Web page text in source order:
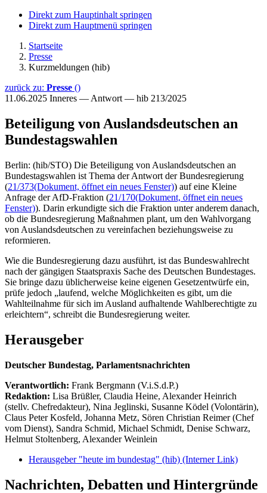
Direkt zum Hauptinhalt springen
Direkt zum Hauptmenü springen
Startseite
Presse
Kurzmeldungen (hib)
zurück zu: Presse ()
11.06.2025 Inneres — Antwort — hib 213/2025
Beteiligung von Auslandsdeutschen an
Bundestagswahlen
Berlin: (hib/STO) Die Beteiligung von Auslandsdeutschen an
Bundestagswahlen ist Thema der Antwort der Bundesregierung
(21/373(Dokument, öffnet ein neues Fenster)) auf eine Kleine
Anfrage der AfD-Fraktion (21/170(Dokument, öffnet ein neues
Fenster)). Darin erkundigte sich die Fraktion unter anderem danach,
ob die Bundesregierung Maßnahmen plant, um den Wahlvorgang
von Auslandsdeutschen zu vereinfachen beziehungsweise zu
reformieren.
Wie die Bundesregierung dazu ausführt, ist das Bundeswahlrecht
nach der gängigen Staatspraxis Sache des Deutschen Bundestages.
Sie bringe dazu üblicherweise keine eigenen Gesetzentwürfe ein,
prüfe jedoch „laufend, welche Möglichkeiten es gibt, um die
Wahlteilnahme für sich im Ausland aufhaltende Wahlberechtigte zu
erleichtern“, schreibt die Bundesregierung weiter.
Herausgeber
Deutscher Bundestag, Parlamentsnachrichten
Verantwortlich: Frank Bergmann (V.i.S.d.P.)
Redaktion: Lisa Brüßler, Claudia Heine, Alexander Heinrich
(stellv. Chefredakteur), Nina Jeglinski, Susanne Ködel (Volontärin),
Claus Peter Kosfeld, Johanna Metz, Sören Christian Reimer (Chef
vom Dienst), Sandra Schmid, Michael Schmidt, Denise Schwarz,
Helmut Stoltenberg, Alexander Weinlein
Herausgeber "heute im bundestag" (hib) (Interner Link)
Nachrichten, Debatten und Hintergründe